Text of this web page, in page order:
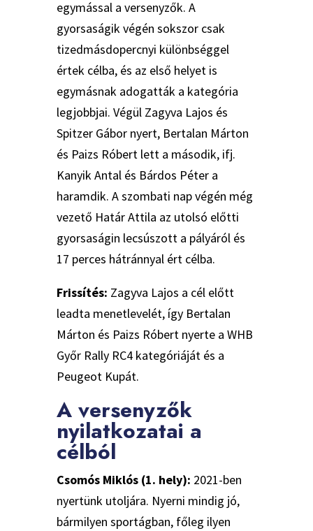
egymással a versenyzők. A
gyorsaságik végén sokszor csak
tizedmásdopercnyi különbséggel
értek célba, és az első helyet is
egymásnak adogatták a kategória
legjobbjai. Végül Zagyva Lajos és
Spitzer Gábor nyert, Bertalan Márton
és Paizs Róbert lett a második, ifj.
Kanyik Antal és Bárdos Péter a
haramdik. A szombati nap végén még
vezető Határ Attila az utolsó előtti
gyorsaságin lecsúszott a pályáról és
17 perces hátránnyal ért célba.
Frissítés: Zagyva Lajos a cél előtt
leadta menetlevelét, így Bertalan
Márton és Paizs Róbert nyerte a WHB
Győr Rally RC4 kategóriáját és a
Peugeot Kupát.
A versenyzők
nyilatkozatai a
célból
Csomós Miklós (1. hely): 2021-ben
nyertünk utoljára. Nyerni mindig jó,
bármilyen sportágban, főleg ilyen